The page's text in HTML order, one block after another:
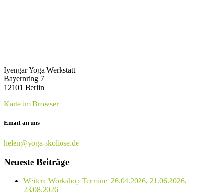
Iyengar Yoga Werkstatt
Bayernring 7
12101 Berlin
Karte im Browser
Email an uns
helen@yoga-skoliose.de
Neueste Beiträge
Weitere Workshop Termine: 26.04.2026, 21.06.2026,
23.08.2026